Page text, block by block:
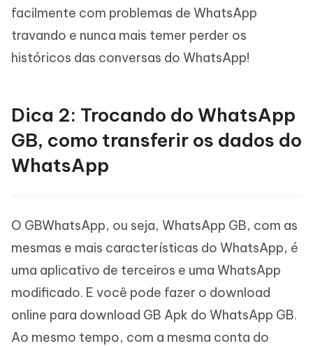
facilmente com problemas de WhatsApp
travando e nunca mais temer perder os
históricos das conversas do WhatsApp!
Dica 2: Trocando do WhatsApp
GB, como transferir os dados do
WhatsApp
O GBWhatsApp, ou seja, WhatsApp GB, com as
mesmas e mais características do WhatsApp, é
uma aplicativo de terceiros e uma WhatsApp
modificado. E você pode fazer o download
online para download GB Apk do WhatsApp GB.
Ao mesmo tempo, com a mesma conta do